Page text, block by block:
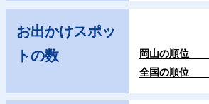
お出かけスポッ
トの数
岡山の順位
全国の順位